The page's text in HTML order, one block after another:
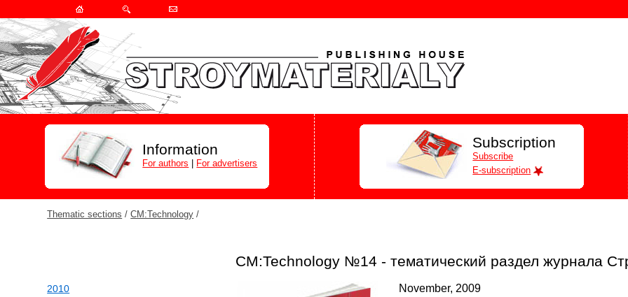
Information
For authors For advertisers
Subscription
Subscribe
E-subscription
Thematic sections /СМ:Technology /
СМ:Technology №14 - тематический раздел журнала
2010
November, 2009